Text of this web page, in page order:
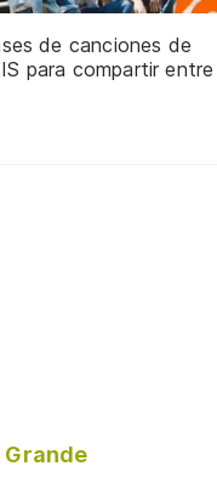
de canciones de
para compartir entre